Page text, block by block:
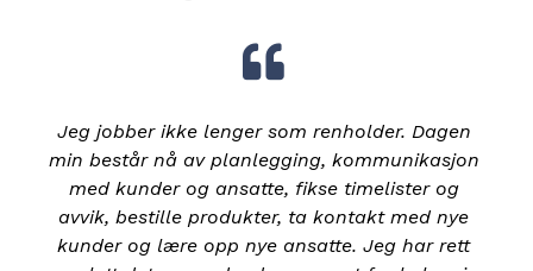
Jeg jobber ikke lenger som renholder. Dagen
min består nå av planlegging, kommunikasjon
med kunder og ansatte, fikse timelister og
avvik, bestille produkter, ta kontakt med nye
kunder og lære opp nye ansatte. Jeg har rett